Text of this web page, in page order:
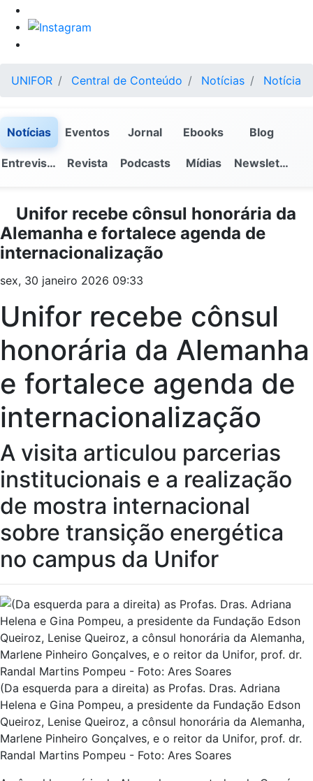
UNIFOR Central de Conteúdo Notícias Notícia
Notícias Eventos Jornal Ebooks Blog
Entrevistas Revista Podcasts Mídias Newsletter
Unifor recebe cônsul honorária da
Alemanha e fortalece agenda de
internacionalização
sex, 30 janeiro 2026 09:33
Unifor recebe cônsul
honorária da Alemanha
e fortalece agenda de
internacionalização
A visita articulou parcerias
institucionais e a realização
de mostra internacional
sobre transição energética
no campus da Unifor
(Da esquerda para a direita) as Profas. Dras. Adriana
Helena e Gina Pompeu, a presidente da Fundação Edson
Queiroz, Lenise Queiroz, a cônsul honorária da Alemanha,
Marlene Pinheiro Gonçalves, e o reitor da Unifor, prof. dr.
Randal Martins Pompeu - Foto: Ares Soares